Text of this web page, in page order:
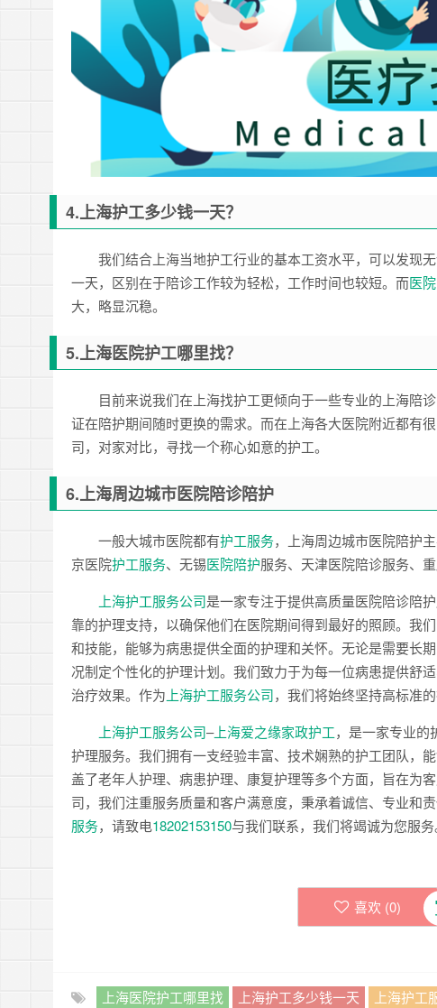
4.上海护工多少钱一天？
我们结合上海当地护工行业的基本工资水平，可以发现
一天，区别在于陪诊工作较为轻松，工作时间也较短。而医
大，略显沉稳。
5.上海医院护工哪里找？
目前来说我们在上海找护工更倾向于一些专业的上海陪
证在陪护期间随时更换的需求。而在上海各大医院附近都有
司，对家对比，寻找一个称心如意的护工。
6.上海周边城市医院陪诊陪护
一般大城市医院都有护工服务，上海周边城市医院陪护
京医院护工服务、无锡医院陪护服务、天津医院陪诊服务、
上海护工服务公司是一家专注于提供高质量医院陪诊陪
靠的护理支持，以确保他们在医院期间得到最好的照顾。我
和技能，能够为病患提供全面的护理和关怀。无论是需要长
况制定个性化的护理计划。我们致力于为每一位病患提供舒
治疗效果。作为上海护工服务公司，我们将始终坚持高标准
上海护工服务公司–上海爱之缘家政护工，是一家专业的
护理服务。我们拥有一支经验丰富、技术娴熟的护工团队，
盖了老年人护理、病患护理、康复护理等多个方面，旨在为
司，我们注重服务质量和客户满意度，秉承着诚信、专业和
服务，请致电18202153150与我们联系，我们将竭诚为您服务
喜欢 (0)
上海医院护工哪里找 上海护工多少钱一天 上海护工